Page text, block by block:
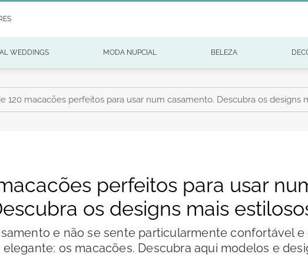
WEDDINGS MODA NUPCIAL BELEZA
120 macacões perfeitos para usar num casamento. Descubra os designs
perfeitos para usar
os designs mais
e não se sente particularmente confortável
os macacões. Descubra aqui modelos e